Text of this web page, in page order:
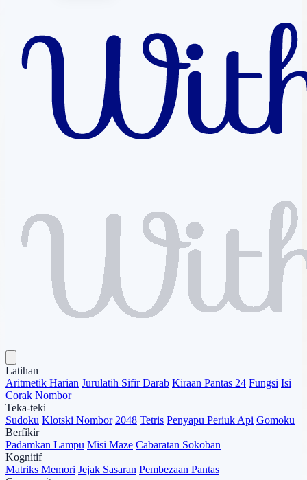
Latihan
Aritmetik Harian Jurulatih Sifir Darab Kiraan Pantas 24 Fungsi Isi
Corak Nombor
Teka-teki
Sudoku Klotski Nombor 2048 Tetris Penyapu Periuk Api Gomoku
Berfikir
Padamkan Lampu Misi Maze Cabaratan Sokoban
Kognitif
Matriks Memori Jejak Sasaran Pembezaan Pantas